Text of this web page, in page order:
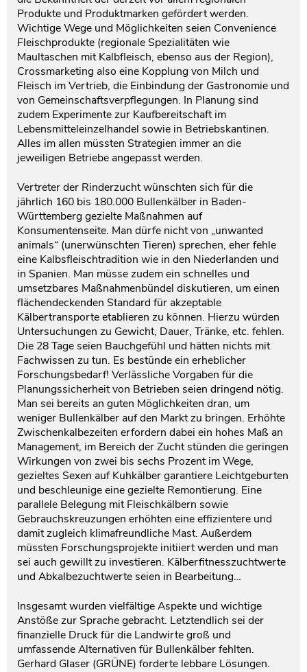
Produkte und Produktmarken gefördert werden.
Wichtige Wege und Möglichkeiten seien Convenience
Fleischprodukte (regionale Spezialitäten wie
Maultaschen mit Kalbfleisch, ebenso aus der Region),
Crossmarketing also eine Kopplung von Milch und
Fleisch im Vertrieb, die Einbindung der Gastronomie und
von Gemeinschaftsverpflegungen. In Planung sind
zudem Experimente zur Kaufbereitschaft im
Lebensmitteleinzelhandel sowie in Betriebskantinen.
Alles im allen müssten Strategien immer an die
jeweiligen Betriebe angepasst werden.
Vertreter der Rinderzucht wünschten sich für die
jährlich 160 bis 180.000 Bullenkälber in Baden-
Württemberg gezielte Maßnahmen auf
Konsumentenseite. Man dürfe nicht von „unwanted
animals“ (unerwünschten Tieren) sprechen, eher fehle
eine Kalbsfleischtradition wie in den Niederlanden und
in Spanien. Man müsse zudem ein schnelles und
umsetzbares Maßnahmenbündel diskutieren, um einen
flächendeckenden Standard für akzeptable
Kälbertransporte etablieren zu können. Hierzu würden
Untersuchungen zu Gewicht, Dauer, Tränke, etc. fehlen.
Die 28 Tage seien Bauchgefühl und hätten nichts mit
Fachwissen zu tun. Es bestünde ein erheblicher
Forschungsbedarf! Verlässliche Vorgaben für die
Planungssicherheit von Betrieben seien dringend nötig.
Man sei bereits an guten Möglichkeiten dran, um
weniger Bullenkälber auf den Markt zu bringen. Erhöhte
Zwischenkalbezeiten erfordern dabei ein hohes Maß an
Management, im Bereich der Zucht stünden die geringen
Wirkungen von zwei bis sechs Prozent im Wege,
gezieltes Sexen auf Kuhkälber garantiere Leichtgeburten
und beschleunige eine gezielte Remontierung. Eine
parallele Belegung mit Fleischkälbern sowie
Gebrauchskreuzungen erhöhten eine effizientere und
damit zugleich klimafreundliche Mast. Außerdem
müssten Forschungsprojekte initiiert werden und man
sei auch gewillt zu investieren. Kälberfitnesszuchtwerte
und Abkalbezuchtwerte seien in Bearbeitung…
Insgesamt wurden vielfältige Aspekte und wichtige
Anstöße zur Sprache gebracht. Letztendlich sei der
finanzielle Druck für die Landwirte groß und
umfassende Alternativen für Bullenkälber fehlten.
Gerhard Glaser (GRÜNE) forderte lebbare Lösungen.